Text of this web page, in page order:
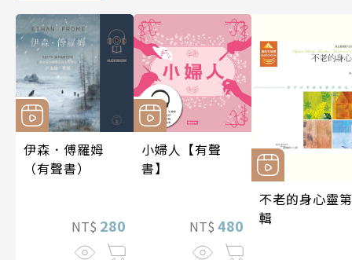
伊森．傅羅姆
（有聲書）
NT$ 280
小婦人【有聲
書】
NT$ 480
不老的身心靈
輯